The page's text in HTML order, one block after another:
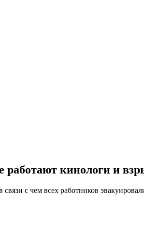
работают кинологи и
с чем всех работников